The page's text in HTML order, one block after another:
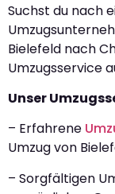
Suchst du nach
Bielefeld nach
Umzugsservice
Unser
– Erfahrene
Umzug von
– Sorgfältigen